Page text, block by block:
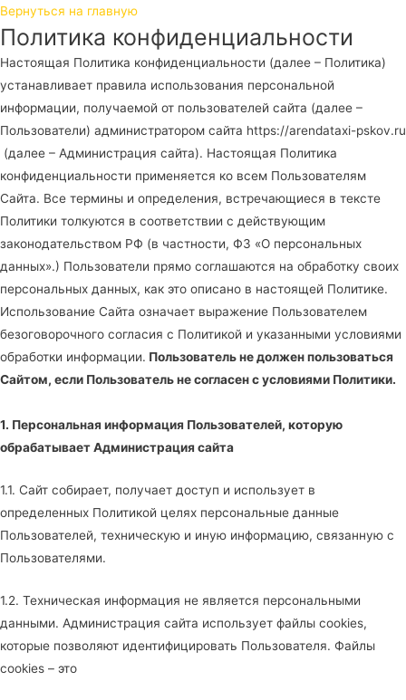
Вернуться на главную
Политика конфиденциальности
Настоящая Политика конфиденциальности (далее – Политика)
устанавливает правила использования персональной
информации, получаемой от пользователей сайта (далее –
Пользователи) администратором сайта https://arendataxi-pskov.ru
(далее – Администрация сайта). Настоящая Политика
конфиденциальности применяется ко всем Пользователям
Сайта. Все термины и определения, встречающиеся в тексте
Политики толкуются в соответствии с действующим
законодательством РФ (в частности, ФЗ «О персональных
данных».) Пользователи прямо соглашаются на обработку своих
персональных данных, как это описано в настоящей Политике.
Использование Сайта означает выражение Пользователем
безоговорочного согласия с Политикой и указанными условиями
обработки информации. Пользователь не должен пользоваться
Сайтом, если Пользователь не согласен с условиями Политики.
1. Персональная информация Пользователей, которую
обрабатываетАдминистрация сайта
1.1. Сайт собирает, получает доступ и использует в
определенных Политикой целях персональные данные
Пользователей, техническую и иную информацию, связанную с
Пользователями.
1.2. Техническая информация не является персональными
данными. Администрация сайта использует файлы cookies,
которые позволяют идентифицировать Пользователя. Файлы
cookies – это